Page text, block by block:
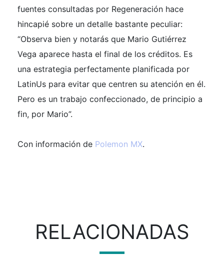
fuentes consultadas por Regeneración hace
hincapié sobre un detalle bastante peculiar:
“Observa bien y notarás que Mario Gutiérrez
Vega aparece hasta el final de los créditos. Es
una estrategia perfectamente planificada por
LatinUs para evitar que centren su atención en él.
Pero es un trabajo confeccionado, de principio a
fin, por Mario”.
Con información de Polemon MX.
RELACIONADAS